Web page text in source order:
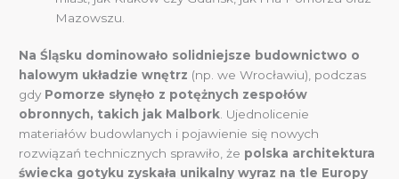
Mazowszu.
Na Śląsku dominowało solidniejsze budownictwo o
halowym układzie wnętrz (np. we Wrocławiu), podczas
gdy Pomorze słynęło z potężnych zespołów
obronnych, takich jak Malbork. Ujednolicenie
materiałów budowlanych i pojawienie się nowych
rozwiązań technicznych sprawiło, że polska architektura
świecka gotyku zyskała unikalny wyraz na tle Europy